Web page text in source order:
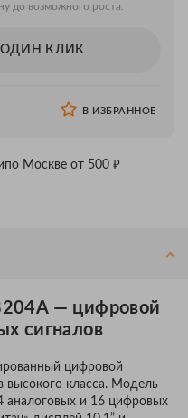
до возможного роста.
ОДИН КЛИК
В ИЗБРАННОЕ
по Москве от 500 ₽
— цифровой
сигналов
цифровой
высокого класса. Модель
аналоговых и 16 цифровых